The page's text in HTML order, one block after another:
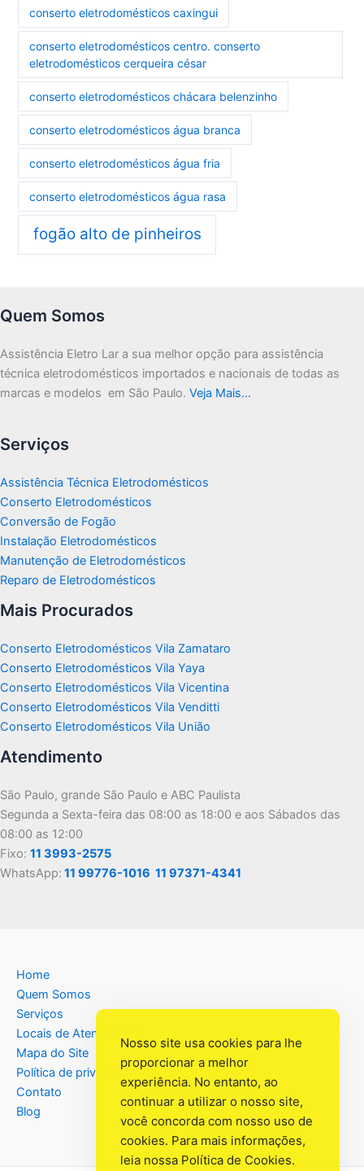
conserto eletrodomésticos caxingui
conserto eletrodomésticos centro. conserto
eletrodomésticos cerqueira césar
conserto eletrodomésticos chácara belenzinho
conserto eletrodomésticos água branca
conserto eletrodomésticos água fria
conserto eletrodomésticos água rasa
fogão alto de pinheiros
Quem Somos
Assistência Eletro Lar a sua melhor opção para assistência
técnica eletrodomésticos importados e nacionais de todas as
marcas e modelos em São Paulo. Veja Mais…
Serviços
Assistência Técnica Eletrodomésticos
Conserto Eletrodomésticos
Conversão de Fogão
Instalação Eletrodomésticos
Manutenção de Eletrodomésticos
Reparo de Eletrodomésticos
Mais Procurados
Conserto Eletrodomésticos Vila Zamataro
Conserto Eletrodomésticos Vila Yaya
Conserto Eletrodomésticos Vila Vicentina
Conserto Eletrodomésticos Vila Venditti
Conserto Eletrodomésticos Vila União
Atendimento
São Paulo, grande São Paulo e ABC Paulista
Segunda a Sexta-feira das 08:00 as 18:00 e aos Sábados das
08:00 as 12:00
Fixo: 11 3993-2575
WhatsApp: 11 99776-1016 11 97371-4341
Home
Quem Somos
Serviços
Locais de Atendimento
Mapa do Site
Política de privacidade
Contato
Blog
Nosso site usa cookies para lhe
proporcionar a melhor
experiência. No entanto, ao
continuar a utilizar o nosso site,
você concorda com nosso uso de
cookies. Para mais informações,
leia nossa Política de Cookies.